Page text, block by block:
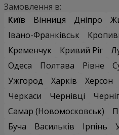
Замовлення в:
Київ
Вінниця Дніпро
Івано-Франківськ
Кременчук
Кривий Ріг
Одеса
Полтава Рівне
Ужгород
Харків Херсон
Черкаси
Чернівці
Самар (Новомосковськ)
Буча
Васильків Ірпінь